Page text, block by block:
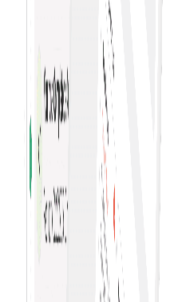
מייעל תהליכי רכש, מגביר
אפשרו מספר תהליכי הצעות